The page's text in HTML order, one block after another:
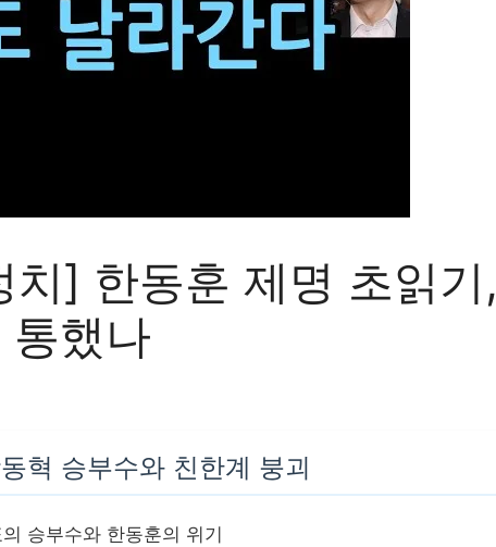
] 한동훈 제명 초읽기,
통했나
혁 승부수와 친한계 붕괴
승부수와 한동훈의 위기